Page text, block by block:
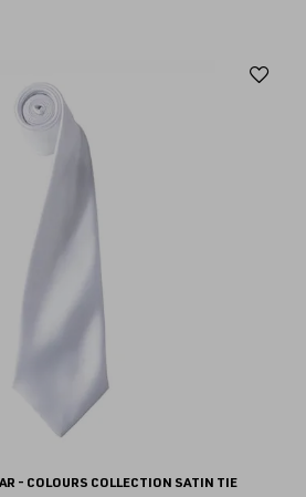
- COLOURS COLLECTION SATIN TIE